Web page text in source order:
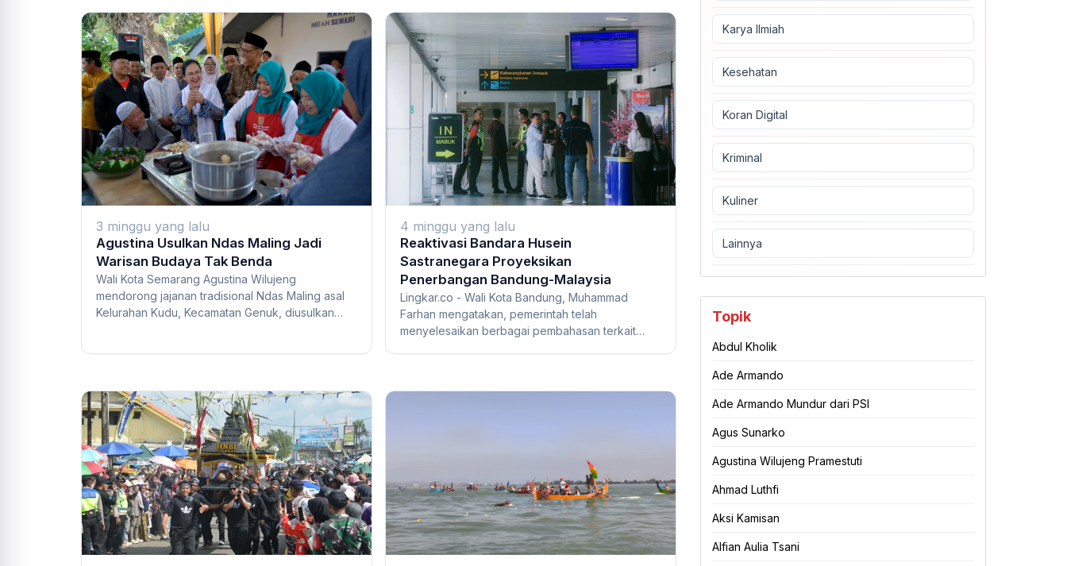
3 minggu yang lalu
Agustina Usulkan Ndas Maling Jadi
Warisan Budaya Tak Benda
Wali Kota Semarang Agustina Wilujeng
mendorong jajanan tradisional Ndas Maling asal
Kelurahan Kudu, Kecamatan Genuk, diusulkan
4 minggu yang lalu
Reaktivasi Bandara Husein
Sastranegara Proyeksikan
Penerbangan Bandung-Malaysia
Lingkar.co - Wali Kota Bandung, Muhammad
Farhan mengatakan, pemerintah telah
menyelesaikan berbagai pembahasan terkait
Karya Ilmiah
Kesehatan
Koran Digital
Kriminal
Kuliner
Lainnya
Topik
Abdul Kholik
Ade Armando
Ade Armando Mundur dari PSI
Agus Sunarko
Agustina Wilujeng Pramestuti
Ahmad Luthfi
Aksi Kamisan
Alfian Aulia Tsani